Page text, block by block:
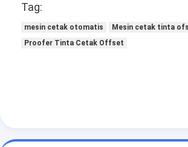
Tag:
mesin cetak otomatis
Mesin cetak tinta
Proofer Tinta Cetak Offset